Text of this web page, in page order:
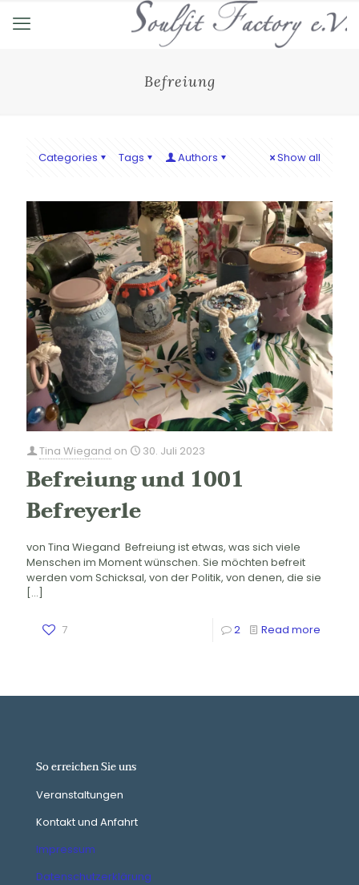
Befreiung
Categories Tags Authors Show all
Tina Wiegand on 30. Juli 2023
Befreiung und 1001
Befreyerle
von Tina Wiegand Befreiung ist etwas, was sich viele
Menschen im Moment wünschen. Sie möchten befreit
werden vom Schicksal, von der Politik, von denen, die sie
[…]
7 2 Read more
So erreichen Sie uns
Veranstaltungen
Kontakt und Anfahrt
Impressum
Datenschutzerklärung